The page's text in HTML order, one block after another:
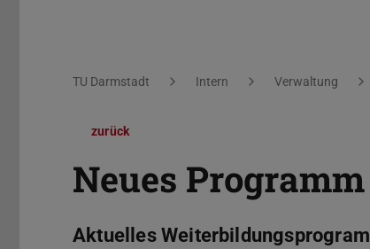
Sie befinden sich hier:
TU Darmstadt Intern Verwaltung
zurück
Neues
Aktuelles